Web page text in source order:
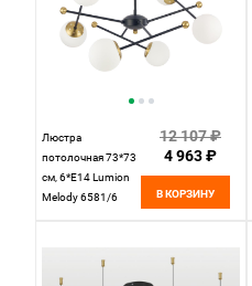
Люстра
потолочная 73*73
см, 6*E14 Lumion
Melody 6581/6
12 107 ₽
4 963 ₽
В КОРЗИНУ